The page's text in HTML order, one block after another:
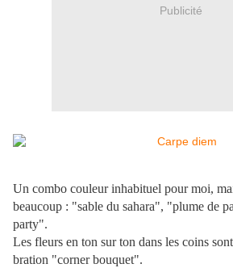
Publicité
Un combo couleur inhabituel pour moi,
beaucoup : "sable du sahara", "plume de
party".
Les fleurs en ton sur ton dans les coins
bration "corner bouquet".